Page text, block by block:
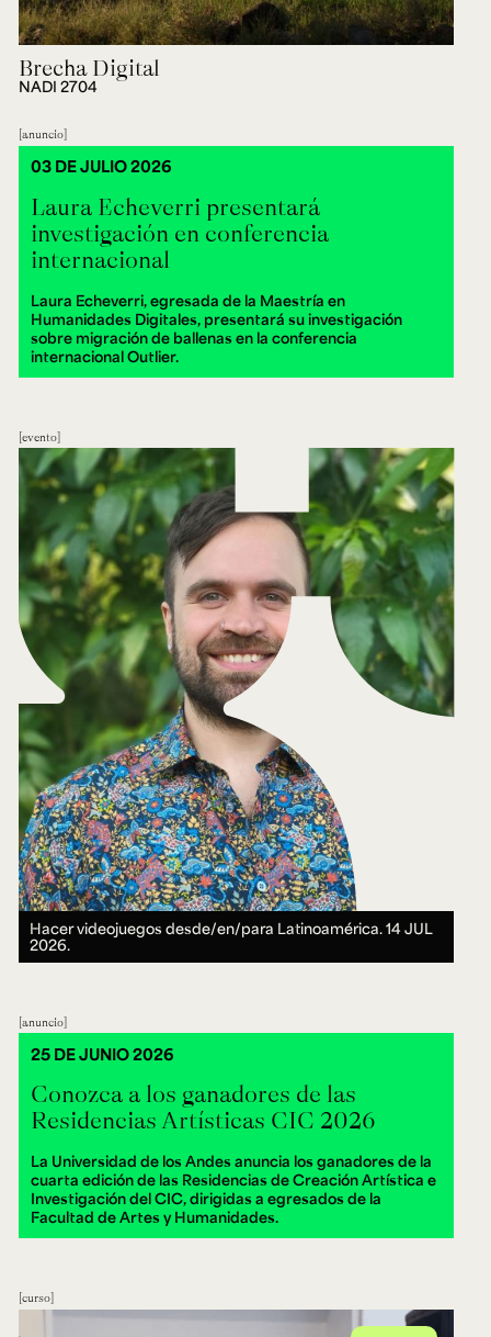
Brecha Digital
NADI 2704
anuncio
Laura Echeverri presentará
investigación en conferencia
internacional
Laura Echeverri, egresada de la Maestría en
Humanidades Digitales, presentará su investigación
sobre migración de ballenas en la conferencia
internacional Outlier.
03 DE JULIO 2026
evento
Hacer videojuegos desde/en/para Latinoamérica.14 JUL
2026.
anuncio
Conozca a los ganadores de las
Residencias Artísticas CIC 2026
La Universidad de los Andes anuncia los ganadores de la
cuarta edición de las Residencias de Creación Artística e
Investigación del CIC, dirigidas a egresados de la
Facultad de Artes y Humanidades.
25 DE JUNIO 2026
curso